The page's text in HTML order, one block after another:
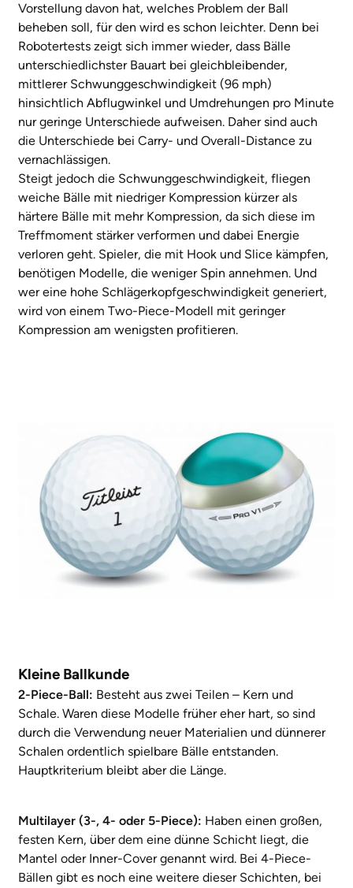
Vorstellung davon hat, welches Problem der Ball
beheben soll, für den wird es schon leichter. Denn bei
Robotertests zeigt sich immer wieder, dass Bälle
unterschiedlichster Bauart bei gleichbleibender,
mittlerer Schwunggeschwindigkeit (96 mph)
hinsichtlich Abflugwinkel und Umdrehungen pro Minute
nur geringe Unterschiede aufweisen. Daher sind auch
die Unterschiede bei Carry- und Overall-Distance zu
vernachlässigen.
Steigt jedoch die Schwunggeschwindigkeit, fliegen
weiche Bälle mit niedriger Kompression kürzer als
härtere Bälle mit mehr Kompression, da sich diese im
Treffmoment stärker verformen und dabei Energie
verloren geht. Spieler, die mit Hook und Slice kämpfen,
benötigen Modelle, die weniger Spin annehmen. Und
wer eine hohe Schlägerkopfgeschwindigkeit generiert,
wird von einem Two-Piece-Modell mit geringer
Kompression am wenigsten profitieren.
Kleine Ballkunde
2-Piece-Ball: Besteht aus zwei Teilen – Kern und
Schale. Waren diese Modelle früher eher hart, so sind
durch die Verwendung neuer Materialien und dünnerer
Schalen ordentlich spielbare Bälle entstanden.
Hauptkriterium bleibt aber die Länge.
Multilayer (3-, 4- oder 5-Piece): Haben einen großen,
festen Kern, über dem eine dünne Schicht liegt, die
Mantel oder Inner-Cover genannt wird. Bei 4-Piece-
Bällen gibt es noch eine weitere dieser Schichten, bei